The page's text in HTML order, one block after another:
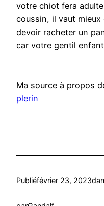
votre chiot fera
coussin, il vaut
devoir racheter un
car votre gentil enfant
Ma source à propos
plerin
Publiéfévrier 23, 2023